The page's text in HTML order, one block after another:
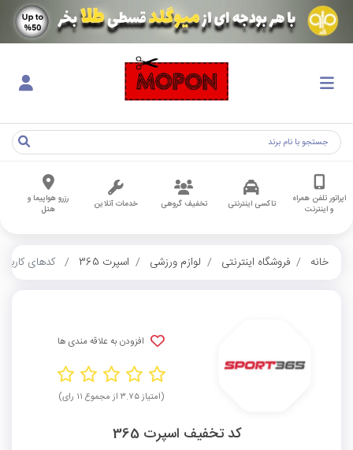
اپراتور تلفن همراه
و اینترنت
تاکسی اینترنتی تخفیف گروهی خدمات آنلاین
رزرو هواپیما و
هتل
خانه فروشگاه اینترنتی لوازم ورزشی اسپرت 365 کدهای
افزودن به علاقه مندی ها
(امتیاز ۳.۷۵ از مجموع ۱۱ رای)
کد تخفیف اسپرت 365